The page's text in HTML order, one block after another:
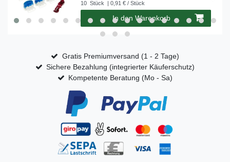
10 Stück | 0,91 € / Stück
In den Warenkorb
Gratis Premiumversand (1 - 2 Tage)
Sichere Bezahlung (integrierter Käuferschutz)
Kompetente Beratung (Mo - Sa)